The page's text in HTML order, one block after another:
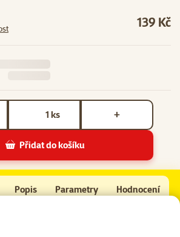
139 Kč
ks +
Přidat do košíku
70cm
Popis Parametry Hodnocení